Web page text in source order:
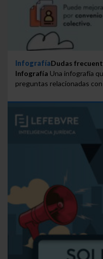
InfografíaDudas
Infografía Una infografía
preguntas relacionadas con